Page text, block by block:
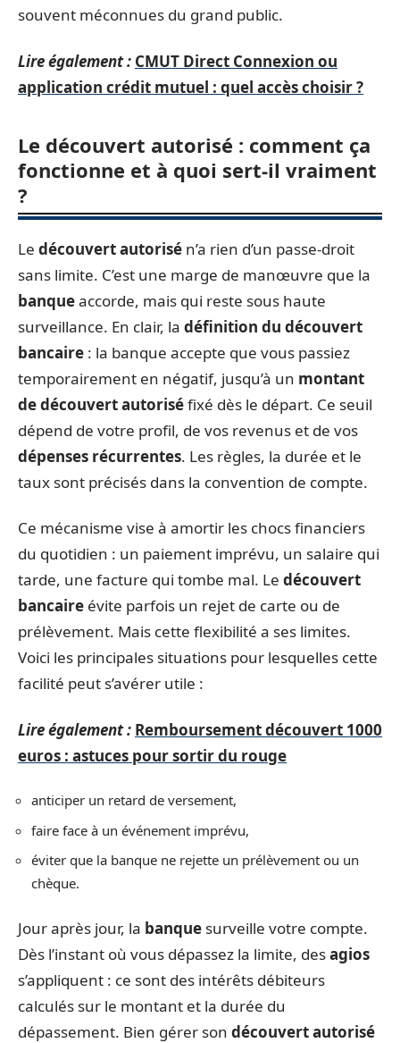
souvent méconnues du grand public.
Lire également : CMUT Direct Connexion ou
application crédit mutuel : quel accès choisir ?
Le découvert autorisé : comment ça
fonctionne et à quoi sert-il vraiment
?
Le découvert autorisé n’a rien d’un passe-droit
sans limite. C’est une marge de manœuvre que la
banqueaccorde, mais qui reste sous haute
surveillance. En clair, la définition du découvert
bancaire : la banque accepte que vous passiez
temporairement en négatif, jusqu’à un montant
de découvert autoriséfixé dès le départ. Ce seuil
dépend de votre profil, de vos revenus et de vos
dépenses récurrentes. Les règles, la durée et le
taux sont précisés dans la convention de compte.
Ce mécanisme vise à amortir les chocs financiers
du quotidien : un paiement imprévu, un salaire qui
tarde, une facture qui tombe mal. Le découvert
bancaire évite parfois un rejet de carte ou de
prélèvement. Mais cette flexibilité a ses limites.
Voici les principales situations pour lesquelles cette
facilité peut s’avérer utile :
Lire également : Remboursement découvert 1000
euros : astuces pour sortir du rouge
anticiper un retard de versement,
faire face à un événement imprévu,
éviter que la banque ne rejette un prélèvement ou un
chèque.
Jour après jour, la banque surveille votre compte.
Dès l’instant où vous dépassez la limite, desagios
s’appliquent : ce sont des intérêts débiteurs
calculés sur le montant et la durée du
dépassement. Bien gérer son découvert autorisé